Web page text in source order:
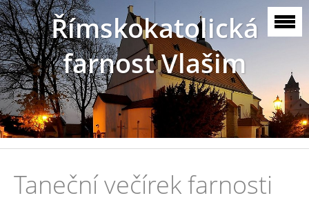
Římskokatolická
farnost Vlašim
Taneční večírek farnosti